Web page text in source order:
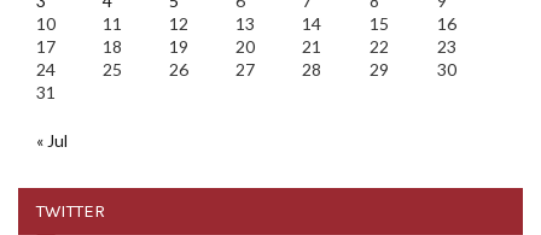
10
11 12 13 14 15
16
17
18 19 20 21 22
23
24
25 26 27 28 29
30
31
« Jul
TWITTER